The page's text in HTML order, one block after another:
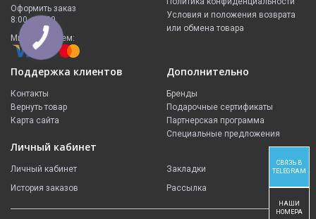
Оформить заказ
8:00 - 23:00
Мы принимаем:
Условия и положения возврата
или обмена товара
Поддержка клиентов
Контакты
Вернуть товар
Карта сайта
Дополнительно
Бренды
Подарочные сертификаты
Партнерская программа
Специальные предложения
Личный кабинет
Личный кабинет
История заказов
Закладки
Рассылка
СВЯЗЬ В
TELEGRAM
НАШИ
НОМЕРА